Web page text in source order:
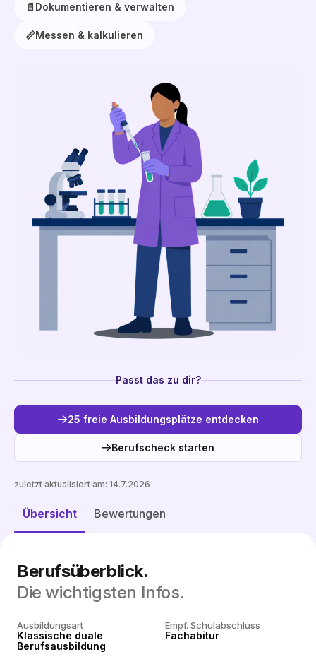
📄 Dokumentieren & verwalten
📏Messen & kalkulieren
Passt das zu dir?
25 freie Ausbildungsplätze entdecken
Berufscheck starten
Übersicht Bewertungen
zuletzt aktualisiert am: 14.7.2026
Berufsüberblick.
Die wichtigsten Infos.
Ausbildungsart
Klassische duale
Berufsausbildung
Empf. Schulabschluss
Fachabitur